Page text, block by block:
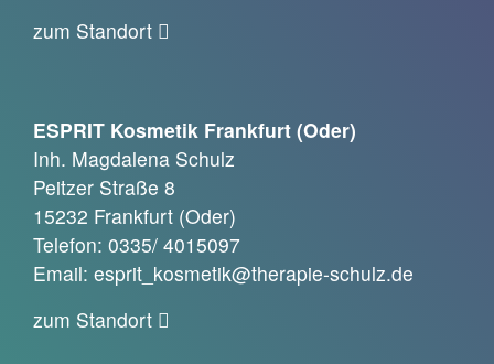
zum Standort
ESPRIT Kosmetik Frankfurt (Oder)
Inh. Magdalena Schulz
Peitzer Straße 8
15232 Frankfurt (Oder)
Telefon: 0335/ 4015097
Email: esprit_kosmetik@therapie-schulz.de
zum Standort